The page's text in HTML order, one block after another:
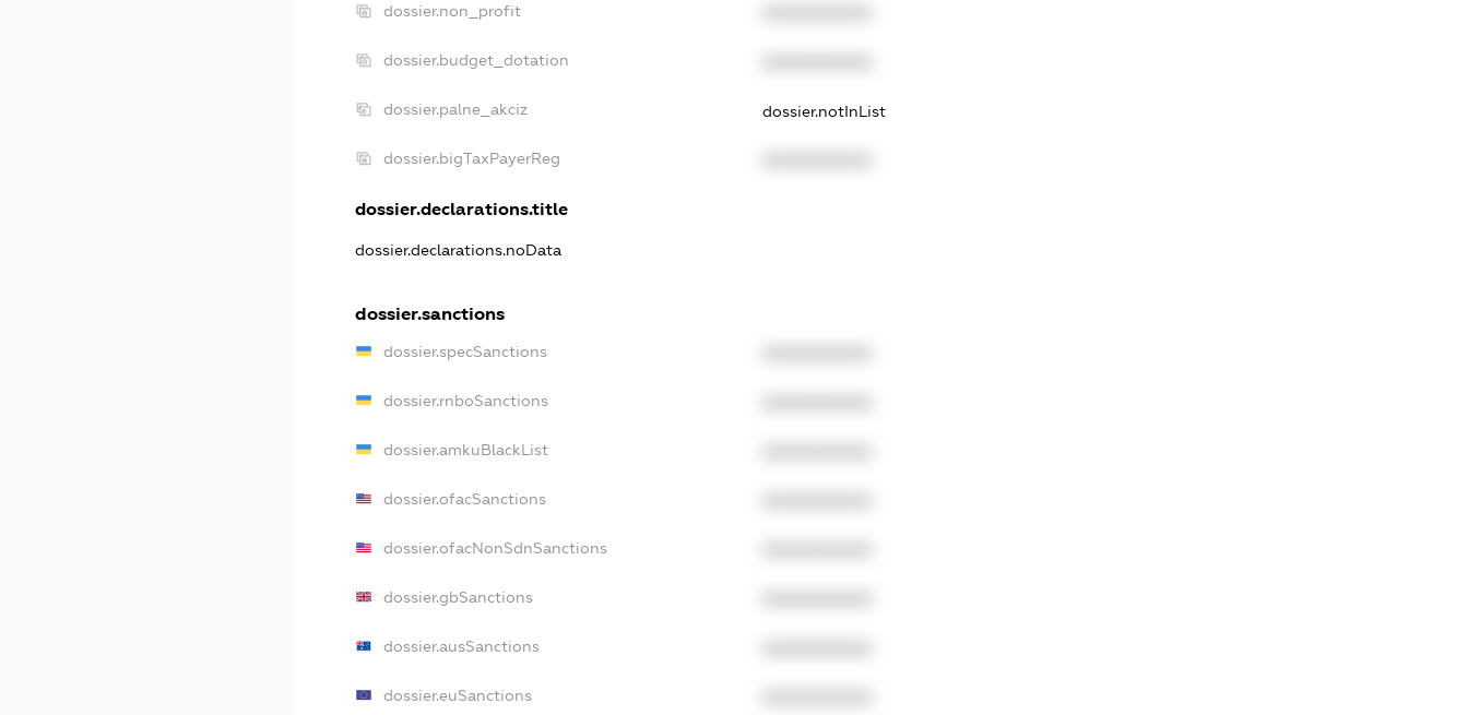
dossier.non_profit
dossier.budget_dotation
dossier.palne_akciz dossier.notInList
dossier.bigTaxPayerReg
dossier.declarations.title
dossier.declarations.noData
dossier.sanctions
dossier.specSanctions
dossier.rnboSanctions
dossier.amkuBlackList
dossier.ofacSanctions
dossier.ofacNonSdnSanctions
dossier.gbSanctions
dossier.ausSanctions
dossier.euSanctions